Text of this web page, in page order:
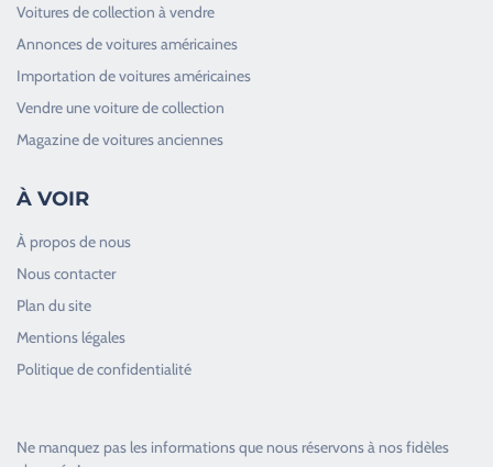
Voitures de collection à vendre
Annonces de voitures américaines
Importation de voitures américaines
Vendre une voiture de collection
Magazine de voitures anciennes
À VOIR
À propos de nous
Nous contacter
Plan du site
Mentions légales
Politique de confidentialité
Ne manquez pas les informations que nous réservons à nos fidèles
Toujours heureux d'aider les passionnés